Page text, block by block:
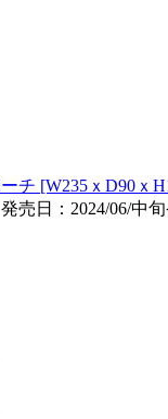
チ [W235ｘD90ｘ
発売日：2024/06/中